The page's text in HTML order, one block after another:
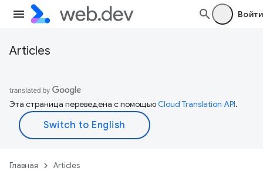
Войти
Articles
Эта страница переведена с помощьюCloud Translation API.
Главная Articles